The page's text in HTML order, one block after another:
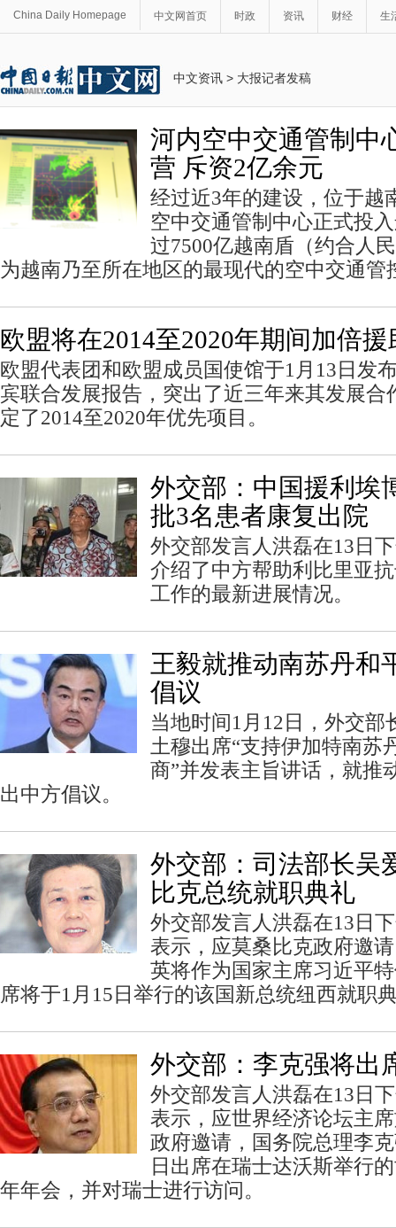
China Daily Homepage 中文网首页 时政 资讯 财经 生
中文资讯 > 大报记者发稿
河内空中交通管制中
营 斥资2亿余元
经过近3年的建设，位于越
空中交通管制中心正式投
过7500亿越南盾（约合人
为越南乃至所在地区的最现代的空中交通管
欧盟将在2014至2020年期间加倍
欧盟代表团和欧盟成员国使馆于1月13日发
宾联合发展报告，突出了近三年来其发展合
定了2014至2020年优先项目。
外交部：中国援利埃
批3名患者康复出院
外交部发言人洪磊在13日
介绍了中方帮助利比里亚
工作的最新进展情况。
王毅就推动南苏丹和
倡议
当地时间1月12日，外交部
土穆出席“支持伊加特南苏
商”并发表主旨讲话，就推
出中方倡议。
外交部：司法部长吴
比克总统就职典礼
外交部发言人洪磊在13日
表示，应莫桑比克政府邀
英将作为国家主席习近平
席将于1月15日举行的该国新总统纽西就职
外交部：李克强将出
外交部发言人洪磊在13日
表示，应世界经济论坛主
政府邀请，国务院总理李
日出席在瑞士达沃斯举行
年年会，并对瑞士进行访问。